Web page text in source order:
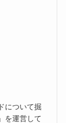
について掘
を運営して